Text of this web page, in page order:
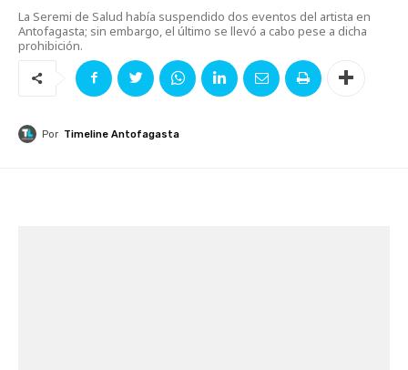
La Seremi de Salud había suspendido dos eventos del artista en
Antofagasta; sin embargo, el último se llevó a cabo pese a dicha
prohibición.
Por Timeline Antofagasta